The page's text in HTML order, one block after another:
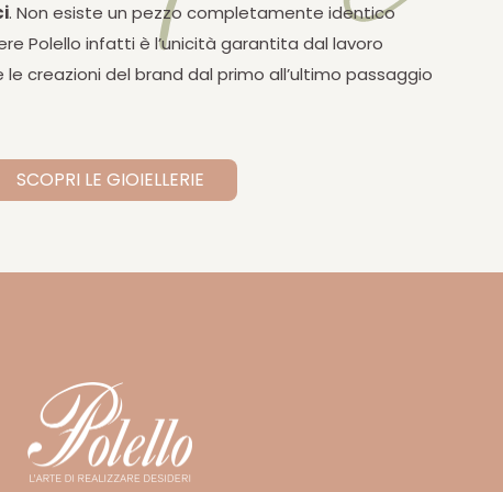
. Non esiste un pezzo completamente identico
Polello infatti è l’unicità garantita dal lavoro
creazioni del brand dal primo all’ultimo passaggio
SCOPRI LE GIOIELLERIE